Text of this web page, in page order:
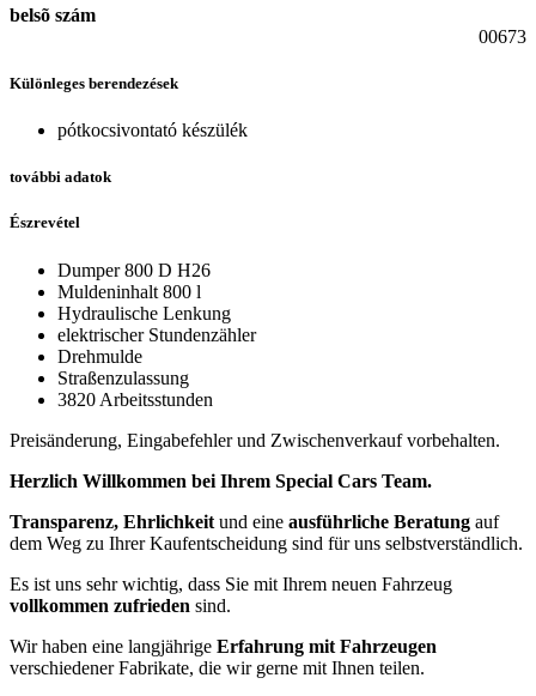
belsõ szám
00673
Különleges berendezések
pótkocsivontató készülék
további adatok
Észrevétel
Dumper 800 D H26
Muldeninhalt 800 l
Hydraulische Lenkung
elektrischer Stundenzähler
Drehmulde
Straßenzulassung
3820 Arbeitsstunden
Preisänderung, Eingabefehler und Zwischenverkauf vorbehalten.
Herzlich Willkommen bei Ihrem Special Cars Team.
Transparenz, Ehrlichkeit und eine ausführliche Beratung auf
dem Weg zu Ihrer Kaufentscheidung sind für uns selbstverständlich.
Es ist uns sehr wichtig, dass Sie mit Ihrem neuen Fahrzeug
vollkommen zufrieden sind.
Wir haben eine langjährige Erfahrung mit Fahrzeugen
verschiedener Fabrikate, die wir gerne mit Ihnen teilen.